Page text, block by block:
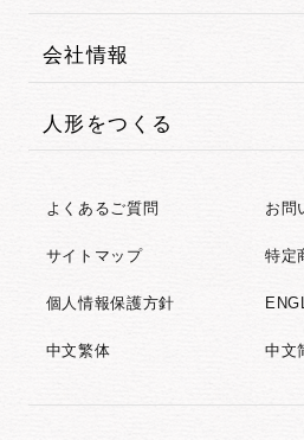
会社情報
人形をつくる
よくあるご質問 お問
サイトマップ 特定
個人情報保護方針
中文繁体 中文